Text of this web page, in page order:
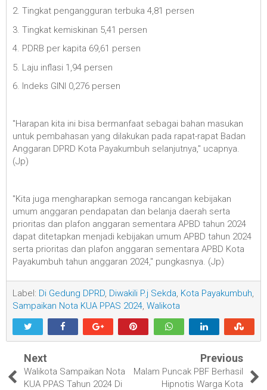
2. Tingkat pengangguran terbuka 4,81 persen
3. Tingkat kemiskinan 5,41 persen
4. PDRB per kapita 69,61 persen
5. Laju inflasi 1,94 persen
6. Indeks GINI 0,276 persen
"Harapan kita ini bisa bermanfaat sebagai bahan masukan
untuk pembahasan yang dilakukan pada rapat-rapat Badan
Anggaran DPRD Kota Payakumbuh selanjutnya," ucapnya.
(Jp)
"Kita juga mengharapkan semoga rancangan kebijakan
umum anggaran pendapatan dan belanja daerah serta
prioritas dan plafon anggaran sementara APBD tahun 2024
dapat ditetapkan menjadi kebijakan umum APBD tahun 2024
serta prioritas dan plafon anggaran sementara APBD Kota
Payakumbuh tahun anggaran 2024," pungkasnya. (Jp)
Label: Di Gedung DPRD Diwakili P.j Sekda Kota Payakumbuh
Sampaikan Nota KUA PPAS 2024 Walikota
Next
Walikota Sampaikan Nota
KUA PPAS Tahun 2024 Di
Previous
Malam Puncak PBF Berhasil
Hipnotis Warga Kota